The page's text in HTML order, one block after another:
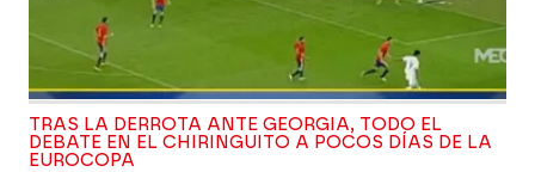
TRAS LA DERROTA ANTE GEORGIA, TODO EL
DEBATE EN EL CHIRINGUITO A POCOS DÍAS DE LA
EUROCOPA